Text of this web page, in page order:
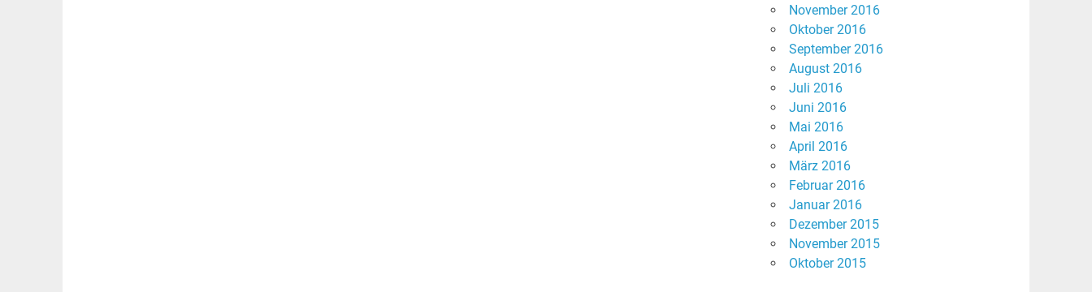
November 2016
Oktober 2016
September 2016
August 2016
Juli 2016
Juni 2016
Mai 2016
April 2016
März 2016
Februar 2016
Januar 2016
Dezember 2015
November 2015
Oktober 2015